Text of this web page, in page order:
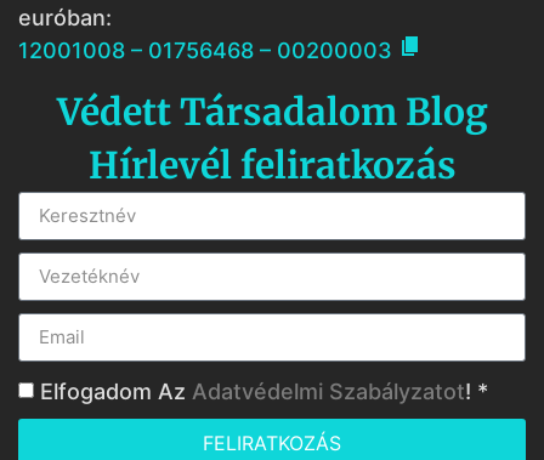
euróban:
12001008 – 01756468 – 00200003 
Védett Társadalom Blog
Hírlevél feliratkozás
Elfogadom Az Adatvédelmi Szabályzatot! *
FELIRATKOZÁS